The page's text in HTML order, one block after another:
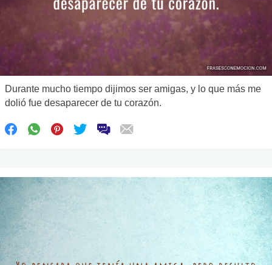
Durante mucho tiempo dijimos ser amigas, y lo que más me
dolió fue desaparecer de tu corazón.